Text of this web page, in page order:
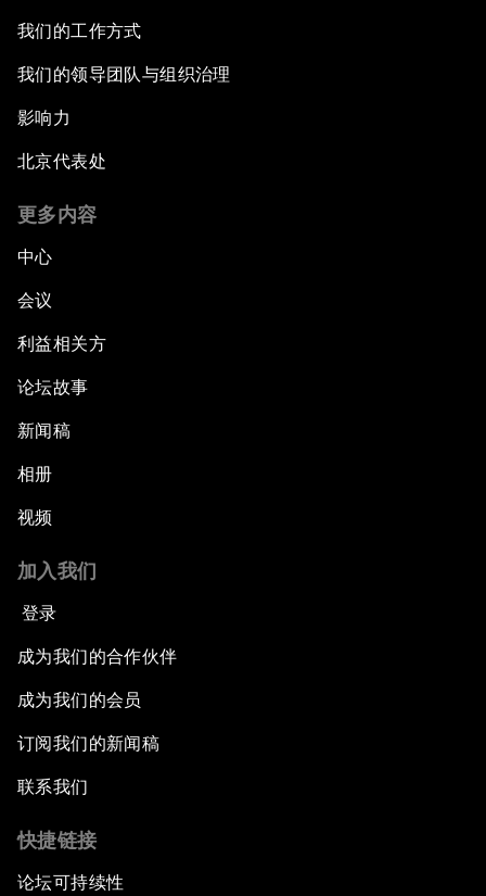
我们的工作方式
我们的领导团队与组织治理
影响力
北京代表处
更多内容
中心
会议
利益相关方
论坛故事
新闻稿
相册
视频
加入我们
登录
成为我们的合作伙伴
成为我们的会员
订阅我们的新闻稿
联系我们
快捷链接
论坛可持续性